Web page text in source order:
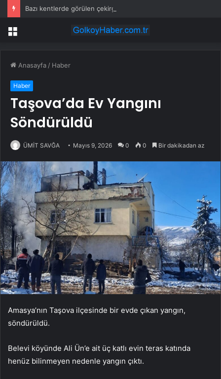
Menü
Anasayfa / Haber
Haber
Taşova’da Ev Yangını
Söndürüldü
ÜMİT SAVĞA Mayıs 9, 2026 0 0 Bir dakikadan az
Amasya’nın Taşova ilçesinde bir evde çıkan yangın,
söndürüldü.
Belevi köyünde Ali Ün’e ait üç katlı evin teras katında
henüz bilinmeyen nedenle yangın çıktı.